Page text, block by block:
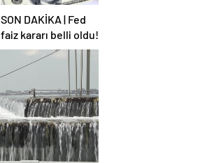
SON DAKİKA | Fed
faiz kararı belli oldu!